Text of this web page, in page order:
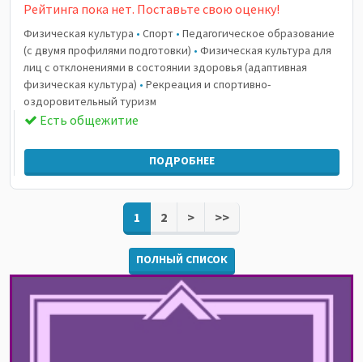
Рейтинга пока нет. Поставьте свою оценку!
Физическая культура • Спорт • Педагогическое образование
(с двумя профилями подготовки) • Физическая культура для
лиц с отклонениями в состоянии здоровья (адаптивная
физическая культура) • Рекреация и спортивно-
оздоровительный туризм
Есть общежитие
ПОДРОБНЕЕ
1 2 > >>
ПОЛНЫЙ СПИСОК